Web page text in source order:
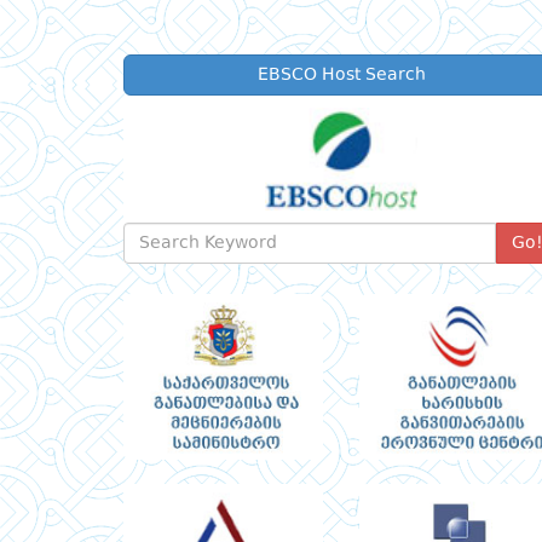
EBSCO Host Search
Go!